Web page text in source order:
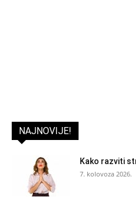
NAJNOVIJE!
Kako razviti
7. kolovoza 2026.